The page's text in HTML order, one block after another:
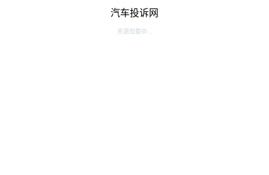
汽车投诉网
资源加载中...